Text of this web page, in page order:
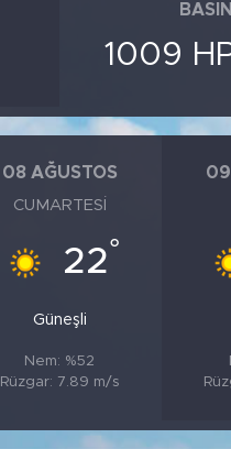
1009
08 AĞUSTOS
CUMARTESI
22°
Güneşli
Nem: %52
Rüzgar: 7.89 m/s
09